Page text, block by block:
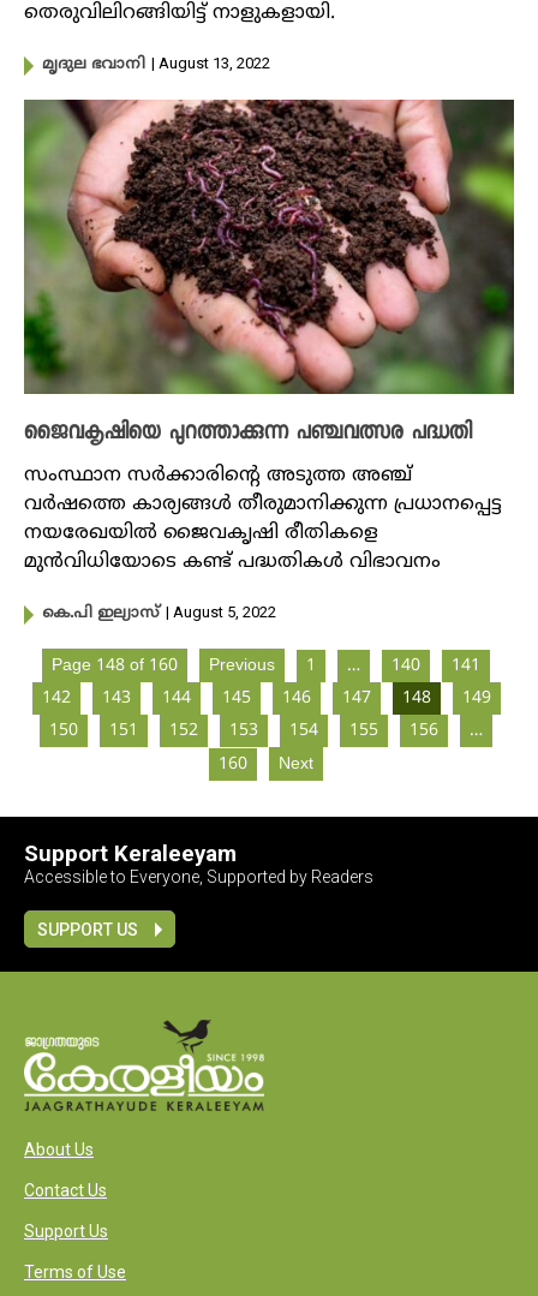
തെരുവിലിറങ്ങിയിട്ട് നാളുകളായി.
മൃദുല ഭവാനി | August 13, 2022
ജൈവകൃഷിയെ പുറത്താക്കുന്ന പഞ്ചവത്സര പദ്ധതി
സംസ്ഥാന സർക്കാരിന്റെ അടുത്ത അഞ്ച്
വർഷത്തെ കാര്യങ്ങൾ തീരുമാനിക്കുന്ന പ്രധാനപ്പെട്ട
നയരേഖയിൽ ജൈവകൃഷി രീതികളെ
മുൻവിധിയോടെ കണ്ട് പദ്ധതികൾ വിഭാവനം
കെ.പി ഇല്യാസ് | August 5, 2022
Page 148 of 160 Previous 1 … 140
141
142
143 144 145 146 147 148
149
150
151 152 153 154 155 156
…
160
Next
Support Keraleeyam
Accessible to Everyone, Supported by Readers
SUPPORT US
About Us
Contact Us
Support Us
Terms of Use